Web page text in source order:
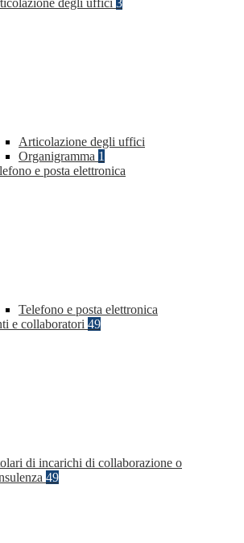
degli uffici 3
Articolazione degli uffici
Organigramma 1
e posta elettronica
Telefono e posta elettronica
e collaboratori 49
di incarichi di collaborazione o
49